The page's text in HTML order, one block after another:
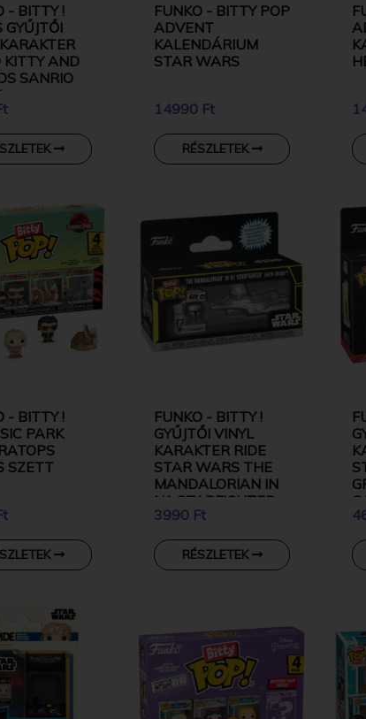
- BITTY !
GYŰJTŐI
KITTY AND
SANRIO
FUNKO - BITTY POP
ADVENT
KALENDÁRIUM
STAR WARS
14990 Ft
RÉSZLETEK
- BITTY !
PARK
SZETT
FUNKO - BITTY !
GYŰJTŐI VINYL
KARAKTER RIDE
STAR WARS THE
MANDALORIAN IN
N1 STARFIGHTER
WITH GROGU
3990 Ft
RÉSZLETEK